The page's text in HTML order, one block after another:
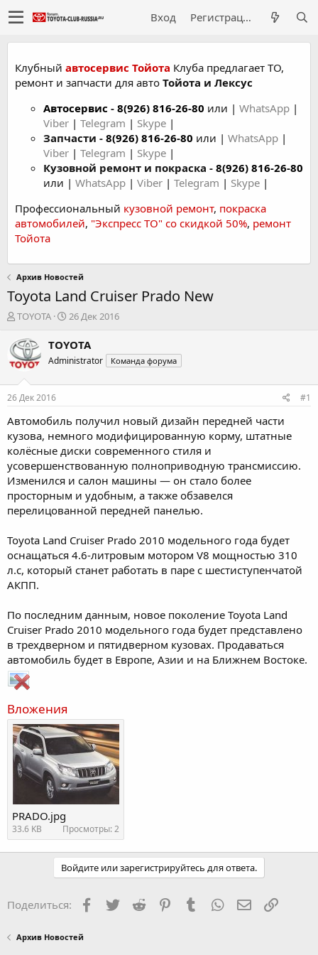
Вход Регистрация
Клубный автосервис Тойота Клуба предлагает ТО,
ремонт и запчасти для авто Тойота и Лексус
Автосервис - 8(926) 816-26-80 или | WhatsApp |
Viber | Telegram | Skype |
Запчасти - 8(926) 816-26-80 или | WhatsApp |
Viber | Telegram | Skype |
Кузовной ремонт и покраска - 8(926) 816-26-80
или | WhatsApp | Viber | Telegram | Skype |
Профессиональный кузовной ремонт, покраска
автомобилей, "Экспресс ТО" со скидкой 50%, ремонт
Тойота
Архив Новостей
Toyota Land Cruiser Prado New
А
т
о
р
м
ы
TOYOTA
Д
т
н
26 Дек 2016
TOYOTA
Administrator Команда форума
26 Дек 2016 #1
Автомобиль получил новый дизайн передней части
кузова, немного модифицированную корму, штатные
колёсные диски современного стиля и
усовершенствованную полноприводную трансмиссию.
Изменился и салон машины — он стало более
просторным и удобным, а также обзавелся
перелицованной передней панелью.
Toyota Land Cruiser Prado 2010 модельного года будет
оснащаться 4.6-литровым мотором V8 мощностью 310
л.с, который станет работать в паре с шестиступенчатой
АКПП.
По последним данным, новое поколение Toyota Land
Cruiser Prado 2010 модельного года будет представлено
в трехдверном и пятидверном кузовах. Продаваться
автомобиль будет в Европе, Азии и на Ближнем Востоке.
Вложения
PRADO.jpg
33.6 KB Просмотры: 2
Войдите или зарегистрируйтесь для ответа.
Поделиться: Facebook
TwitterReddit PinterestTumblr WhatsApp Ссылка
Архив Новостей